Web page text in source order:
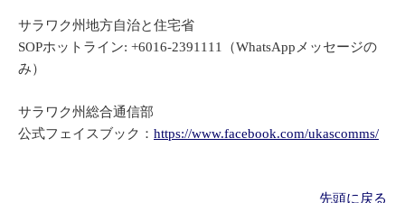
サラワク州地方自治と住宅省
SOPホットライン: +6016-2391111（WhatsAppメッセージの
み）
サラワク州総合通信部
公式フェイスブック： https://www.facebook.com/ukascomms/
先頭に戻る